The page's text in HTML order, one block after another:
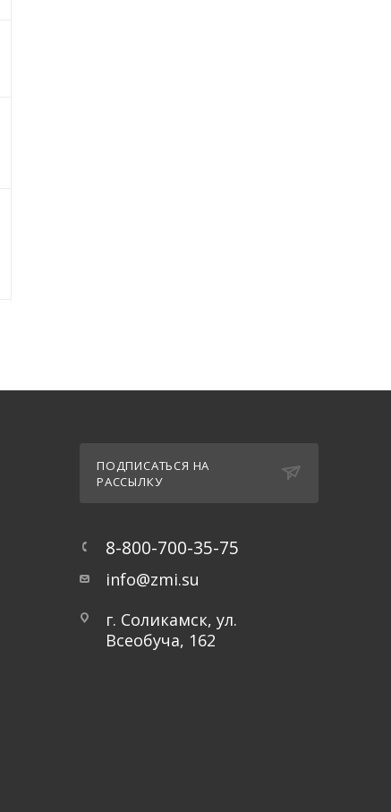
ПОДПИСАТЬСЯ НА
РАССЫЛКУ
8-800-700-35-75
info@zmi.su
г. Соликамск, ул.
Всеобуча, 162